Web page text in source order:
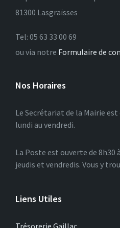
81300 Lasgraïsses
Tel: 05 63 33 00 69
ou via notre Formulaire de
Nos Horaires
Le Secrétariat de la Mairie est
lundi au vendredi.
La Poste est ouverte de 8h30
jeudis et vendredis. Vous y
Liens Utiles
Trésorerie Gaillac